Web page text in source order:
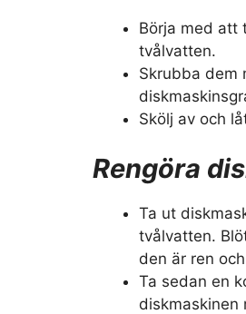
Börja med att
tvålvatten.
Skrubba dem
Skölj av och
Rengöra
Ta ut
tvålvatten.
den är ren
Ta sedan en
diskmaskinen